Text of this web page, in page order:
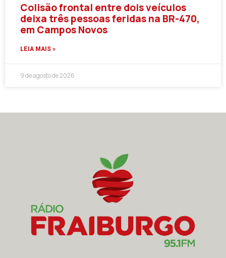
Colisão frontal entre dois veículos
deixa três pessoas feridas na BR-470,
em Campos Novos
LEIA MAIS »
9 de agosto de 2026